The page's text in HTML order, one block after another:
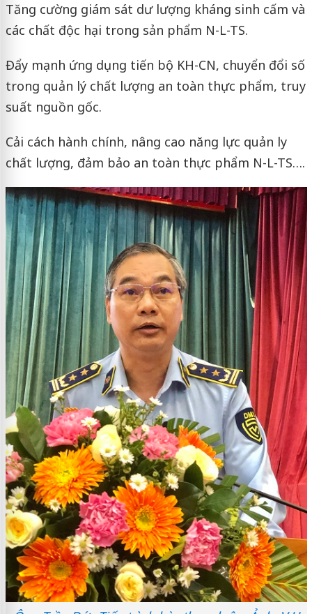
Tăng cường giám sát dư lượng kháng sinh cấm và
các chất độc hại trong sản phẩm N-L-TS.
Đẩy mạnh ứng dụng tiến bộ KH-CN, chuyển đổi số
trong quản lý chất lượng an toàn thực phẩm, truy
suất nguồn gốc.
Cải cách hành chính, nâng cao năng lực quản ly
chất lượng, đảm bảo an toàn thực phẩm N-L-TS….